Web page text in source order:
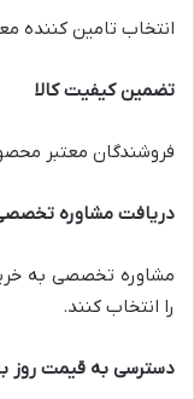
انتخاب تامین کننده
تضمین کیفیت کالا
فروشندگان معتبر
دریافت مشاوره
مشاوره تخصصی به
را انتخاب کنند.
دسترسی به قیمت روز